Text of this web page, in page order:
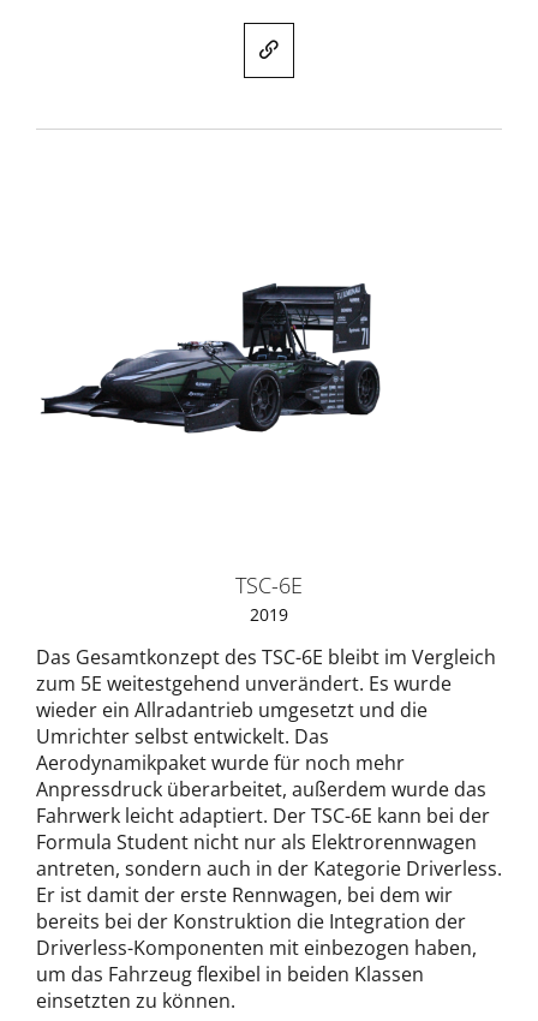
TSC-6E
2019
Das Gesamtkonzept des TSC-6E bleibt im Vergleich
zum 5E weitestgehend unverändert. Es wurde
wieder ein Allradantrieb umgesetzt und die
Umrichter selbst entwickelt. Das
Aerodynamikpaket wurde für noch mehr
Anpressdruck überarbeitet, außerdem wurde das
Fahrwerk leicht adaptiert. Der TSC-6E kann bei der
Formula Student nicht nur als Elektrorennwagen
antreten, sondern auch in der Kategorie Driverless.
Er ist damit der erste Rennwagen, bei dem wir
bereits bei der Konstruktion die Integration der
Driverless-Komponenten mit einbezogen haben,
um das Fahrzeug flexibel in beiden Klassen
einsetzten zu können.